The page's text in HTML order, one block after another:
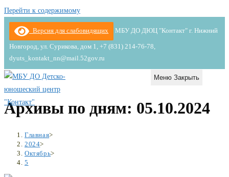
Перейти к содержимому
Версия для слабовидящих МБУ ДО ДЮЦ "Контакт" г. Нижний
Новгород, ул. Сурикова, дом 1, +7 (831) 214-76-78,
dyuts_kontakt_nn@mail.52gov.ru
Меню Закрыть
Архивы по дням: 05.10.2024
Главная>
2024>
Октябрь>
5